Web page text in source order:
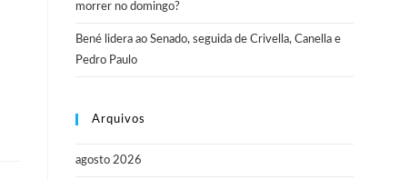
morrer no domingo?
Bené lidera ao Senado, seguida de Crivella, Canella e
Pedro Paulo
Arquivos
agosto 2026